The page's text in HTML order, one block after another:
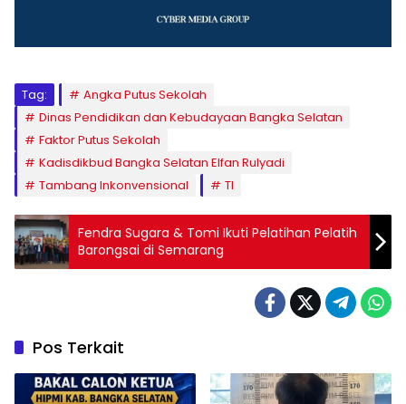
Tag:
Angka Putus Sekolah
Dinas Pendidikan dan Kebudayaan Bangka Selatan
Faktor Putus Sekolah
Kadisdikbud Bangka Selatan Elfan Rulyadi
Tambang Inkonvensional
TI
Fendra Sugara & Tomi Ikuti Pelatihan Pelatih
Barongsai di Semarang
Pos Terkait